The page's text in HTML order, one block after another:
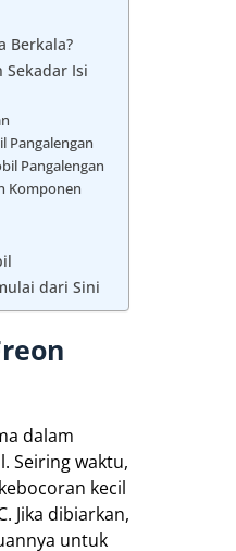
Berkala?
Sekadar Isi
Pangalengan
Pangalengan
Komponen
dari Sini
dalam
Seiring waktu,
kecil
Jika dibiarkan,
untuk